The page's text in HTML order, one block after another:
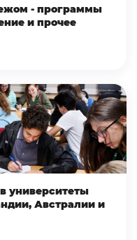
- программы
и прочее
университеты
Австралии и